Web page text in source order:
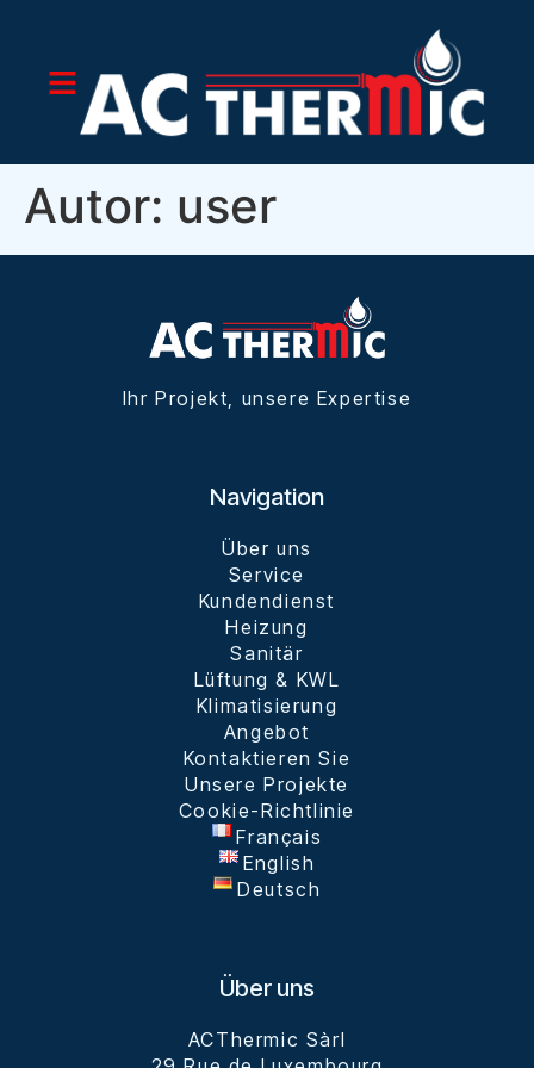
Autor: user
Ihr Projekt, unsere Expertise
Navigation
Über uns
Service
Kundendienst
Heizung
Sanitär
Lüftung & KWL
Klimatisierung
Angebot
Kontaktieren Sie
Unsere Projekte
Cookie-Richtlinie
Français
English
Deutsch
Über uns
ACThermic Sàrl